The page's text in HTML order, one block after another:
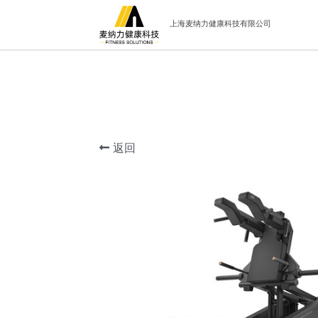
上海麦纳力健康科技有限公司
返回